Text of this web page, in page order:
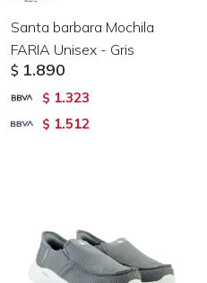
Santa barbara Mochila
FARIA Unisex - Gris
$ 1.890
$ 1.323
$ 1.512